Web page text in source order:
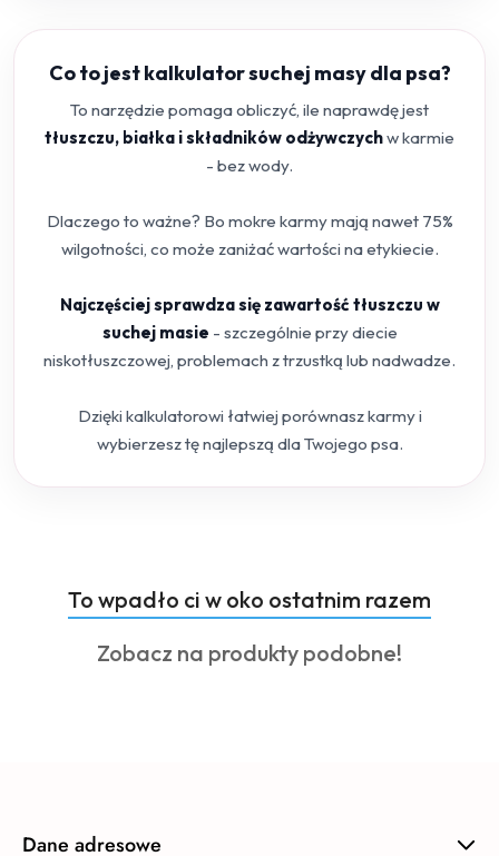
Co to jest kalkulator suchej masy dla psa?
To narzędzie pomaga obliczyć, ile naprawdę jest
tłuszczu, białka i składników odżywczychw karmie
- bez wody.
Dlaczego to ważne? Bo mokre karmy mają nawet 75%
wilgotności, co może zaniżać wartości na etykiecie.
Najczęściej sprawdza się zawartość tłuszczu w
suchej masie - szczególnie przy diecie
niskotłuszczowej, problemach z trzustką lub nadwadze.
Dzięki kalkulatorowi łatwiej porównasz karmy i
wybierzesz tę najlepszą dla Twojego psa.
Pomiń karuzelę produktów
Produkty
o
statusie:
To wpadło ci w oko ostatnim razem
Produkty
Zobacz na produkty podobne!
Dane adresowe